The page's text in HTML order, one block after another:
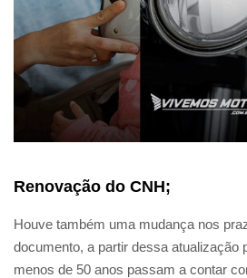
Renovação do CNH;
Houve também uma mudança nos
documento, a partir dessa atualização
menos de 50 anos passam a contar